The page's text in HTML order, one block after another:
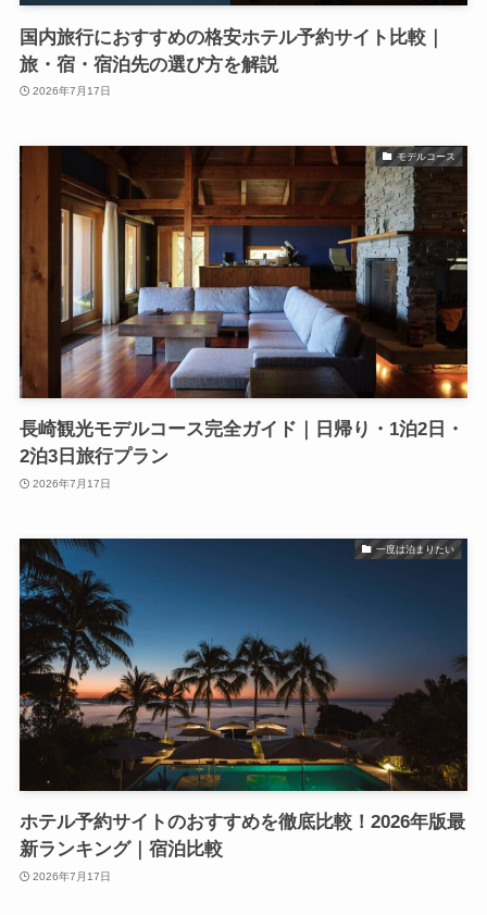
国内旅行におすすめの格安ホテル予約サイト比較｜
旅・宿・宿泊先の選び方を解説
2026年7月17日
モデルコース
長崎観光モデルコース完全ガイド｜日帰り・1泊2日・
2泊3日旅行プラン
2026年7月17日
一度は泊まりたい
ホテル予約サイトのおすすめを徹底比較！2026年版最
新ランキング｜宿泊比較
2026年7月17日